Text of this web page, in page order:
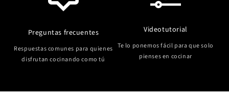
Preguntas frecuentes
Respuestas comunes para quienes
disfrutan cocinando como tú
Videotutorial
Te lo ponemos fácil para que solo
pienses en cocinar